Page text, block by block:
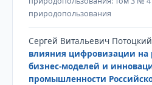
природопользования
Сергей Витальевич
влияния цифровизации на
бизнес-моделей и
промышленности